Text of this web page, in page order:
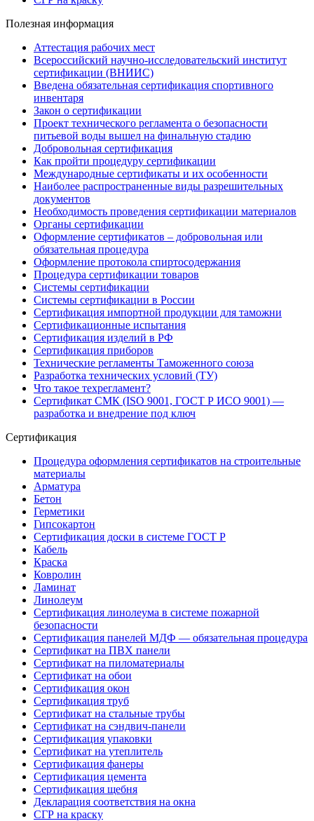
Полезная информация
Аттестация рабочих мест
Всероссийский научно-исследовательский институт
сертификации (ВНИИС)
Введена обязательная сертификация спортивного
инвентаря
Закон о сертификации
Проект технического регламента о безопасности
питьевой воды вышел на финальную стадию
Добровольная сертификация
Как пройти процедуру сертификации
Международные сертификаты и их особенности
Наиболее распространенные виды разрешительных
документов
Необходимость проведения сертификации материалов
Органы сертификации
Оформление сертификатов – добровольная или
обязательная процедура
Оформление протокола спиртосодержания
Процедура сертификации товаров
Системы сертификации
Системы сертификации в России
Сертификация импортной продукции для таможни
Сертификационные испытания
Сертификация изделий в РФ
Сертификация приборов
Технические регламенты Таможенного союза
Разработка технических условий (ТУ)
Что такое техрегламент?
Сертификат СМК (ISO 9001, ГОСТ Р ИСО 9001) —
разработка и внедрение под ключ
Сертификация
Процедура оформления сертификатов на строительные
материалы
Арматура
Бетон
Герметики
Гипсокартон
Сертификация доски в системе ГОСТ Р
Кабель
Краска
Ковролин
Ламинат
Линолеум
Сертификация линолеума в системе пожарной
безопасности
Сертификация панелей МДФ — обязательная процедура
Сертификат на ПВХ панели
Сертификат на пиломатериалы
Сертификат на обои
Сертификация окон
Сертификация труб
Сертификат на стальные трубы
Сертификат на сэндвич-панели
Сертификация упаковки
Сертификат на утеплитель
Сертификация фанеры
Сертификация цемента
Сертификация щебня
Декларация соответствия на окна
СГР на краску